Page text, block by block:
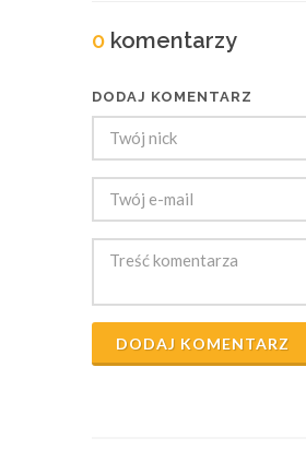
0 komentarzy
DODAJ KOMENTARZ
DODAJ KOMENTARZ